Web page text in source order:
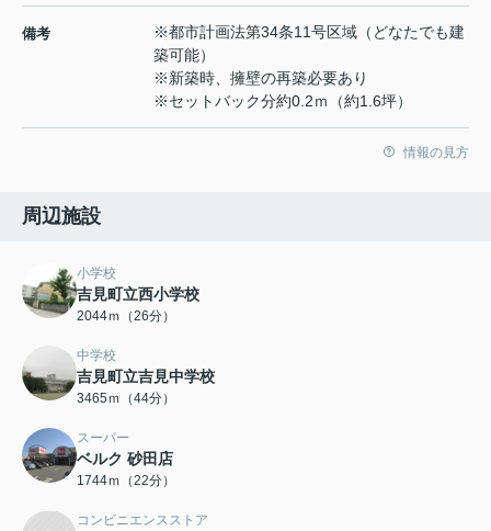
備考
※都市計画法第34条11号区域（どなたでも建
築可能）
※新築時、擁壁の再築必要あり
※セットバック分約0.2ｍ（約1.6坪）
情報の見方
周辺施設
小学校
吉見町立西小学校
2044ｍ（26分）
中学校
吉見町立吉見中学校
3465ｍ（44分）
スーパー
ベルク 砂田店
1744ｍ（22分）
コンビニエンスストア